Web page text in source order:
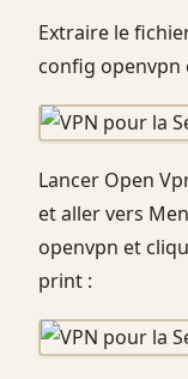
Extraire le
config openvpn
Lancer Open
et aller vers
openvpn et
print :